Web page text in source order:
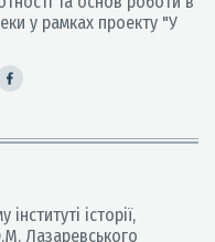
у рамках проекту "У
історії,
Лазаревського